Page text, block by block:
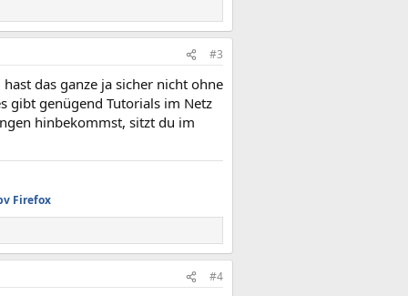
#3
das ganze ja sicher nicht ohne
gibt genügend Tutorials im Netz
hinbekommst, sitzt du im
Firefox
#4